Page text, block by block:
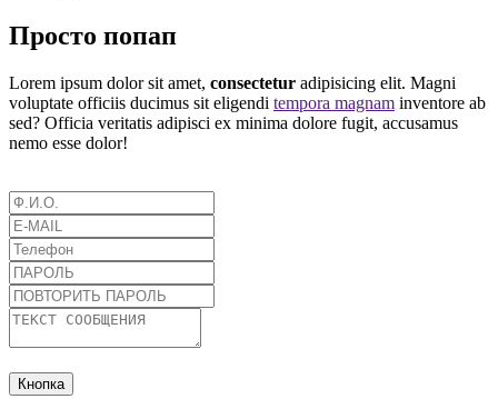
Просто попап
Lorem ipsum dolor sit amet, consectetur adipisicing elit. Magni
voluptate officiis ducimus sit eligendi tempora magnam inventore ab
sed? Officia veritatis adipisci ex minima dolore fugit, accusamus
nemo esse dolor!
Кнопка